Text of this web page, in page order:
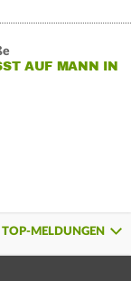
AUF MANN IN W
TOP-MELDUNGEN